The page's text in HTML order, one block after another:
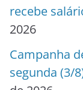
recebe
2026
Campanha
segunda (3/